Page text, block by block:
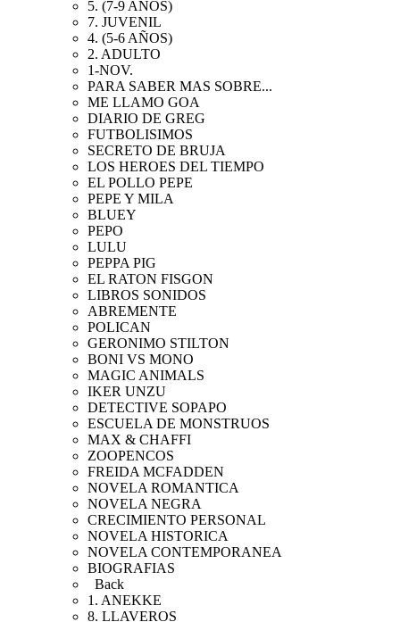
5. (7-9 AÑOS)
7. JUVENIL
4. (5-6 AÑOS)
2. ADULTO
1-NOV.
PARA SABER MAS SOBRE...
ME LLAMO GOA
DIARIO DE GREG
FUTBOLISIMOS
SECRETO DE BRUJA
LOS HEROES DEL TIEMPO
EL POLLO PEPE
PEPE Y MILA
BLUEY
PEPO
LULU
PEPPA PIG
EL RATON FISGON
LIBROS SONIDOS
ABREMENTE
POLICAN
GERONIMO STILTON
BONI VS MONO
MAGIC ANIMALS
IKER UNZU
DETECTIVE SOPAPO
ESCUELA DE MONSTRUOS
MAX & CHAFFI
ZOOPENCOS
FREIDA MCFADDEN
NOVELA ROMANTICA
NOVELA NEGRA
CRECIMIENTO PERSONAL
NOVELA HISTORICA
NOVELA CONTEMPORANEA
BIOGRAFIAS
Back
1. ANEKKE
8. LLAVEROS